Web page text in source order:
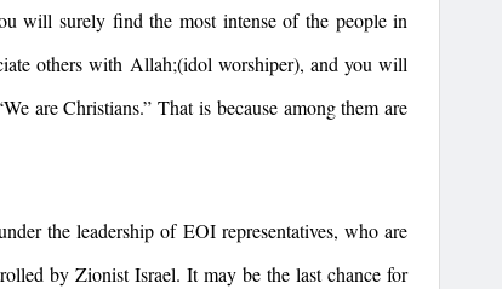
will surely find the most intense of the people in
others with Allah;(idol worshiper), and you will
are Christians.” That is because among them are
the leadership of EOI representatives, who are
by Zionist Israel. It may be the last chance for